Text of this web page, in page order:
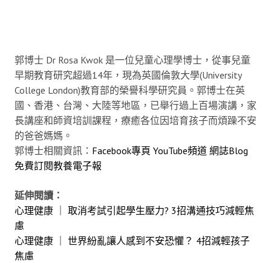
郭博士 Dr Rosa Kwok 是一位兒童心理學博士，從事兒童
早期教育研究超過14年，現為英國倫敦大學(University
College London)教育部的榮譽科學研究員。郭博士在英
國、香港、台灣、大陸等地區，已舉行過上百場演講，家
長講座和師資培訓課程，療癒各位因培育孩子而煩躁不安
的爸爸媽媽。
郭博士相關資訊： Facebook專頁 YouTube頻道 網誌Blog
免費訂閱教養電子報
延伸閱讀：
心理健康 ｜ 取消考試引起學生壓力? 3招溝通技巧減輕焦
慮
心理健康 ｜ 世界紛亂讓人感到不安恐懼？ 4招減輕孩子
焦慮